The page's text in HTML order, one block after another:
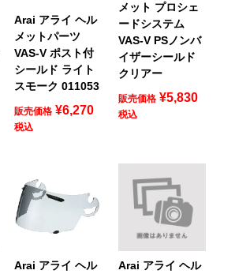
Arai アライ ヘル
メットパーツ
VAS-V ポスト付
シールド ライト
スモーク 011053
販売価格 ¥6,270
税込
メット プロシェ
ードシステム
VAS-V PSノンバ
イザーシールド
クリアー
販売価格 ¥5,830
税込
Arai アライ ヘル
Arai アライ ヘル